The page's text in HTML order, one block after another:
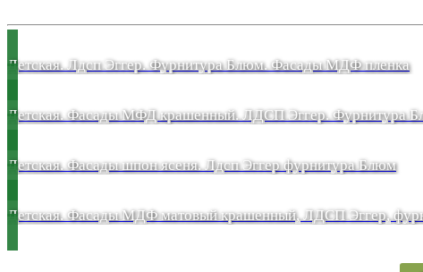
Детская. Лдсп Эггер. Фурнитура Блюм. Фасады МДФ пленка
Детская. Фасады
Детская. Фасады шпон ясеня. Лдсп Эггер фурнитура Блюм
Детская. Фасады МДФ матовый крашенный, ЛДСП Эггер,